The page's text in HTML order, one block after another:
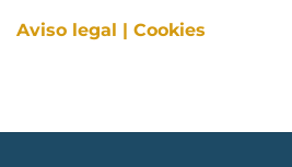
Aviso legal | Cookies